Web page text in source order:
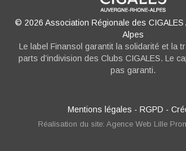
© 2026 Association Régionale des CIGALES
Alpes
Le label Finansol garantit la solidarité et la
parts d’indivision des Clubs CIGALES. Le
pas garanti.
Mentions légales - RGPD -
Réalisation du site: Agence Web Lille